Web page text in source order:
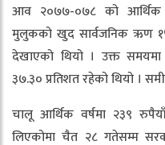
आव २०७७-०७८ को आर्थिक
मुलुकको खुद सार्वजनिक ऋण
देखाएको थियो । उक्त समयमा
३७.३० प्रतिशत रहेको थियो ।
चालू आर्थिक वर्षमा २३९
लिएकोमा चैत २८ गतेसम्म